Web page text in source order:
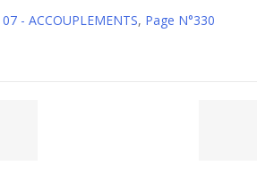
07 - ACCOUPLEMENTS, Page N°330